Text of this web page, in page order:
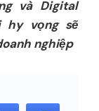
và Digital
hy vọng sẽ
nghiệp